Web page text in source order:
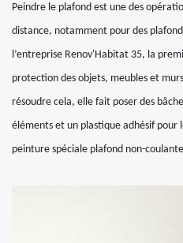
Peindre le plafond est une des
distance, notamment pour des
l’entreprise Renov'Habitat 35, la
protection des objets, meubles et
résoudre cela, elle fait poser des
éléments et un plastique adhésif pour
peinture spéciale plafond non-